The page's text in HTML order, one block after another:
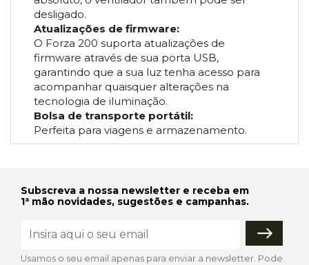
desligado.
Atualizações de firmware:
O Forza 200 suporta atualizações de
firmware através de sua porta USB,
garantindo que a sua luz tenha acesso para
acompanhar quaisquer alterações na
tecnologia de iluminação.
Bolsa de transporte portátil:
Perfeita para viagens e armazenamento.
Subscreva a nossa newsletter e receba em
1ª mão novidades, sugestões e campanhas.
Usamos o seu email apenas para enviar a newsletter. Pode